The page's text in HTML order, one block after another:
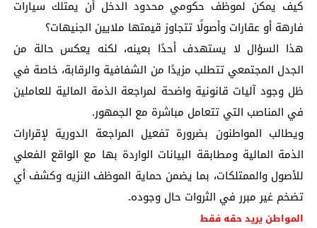
كيف يمكن لموظف حكومي محدود الدخل أن يمتلك سيارات
فارهة أو عقارات وأصولًا تتجاوز قيمتها ملايين الجنيهات؟
هذا السؤال لا يستهدف أحدًا بعينه، لكنه يعكس حالة من
الجدل المجتمعي تتطلب مزيدًا من الشفافية والرقابة، خاصة في
ظل وجود آليات قانونية واضحة لمراجعة الذمة المالية للعاملين
في المناصب التي تتعامل مباشرة مع الجمهور.
ويطالب المواطنون بضرورة تفعيل المراجعة الدورية لإقرارات
الذمة المالية ومطابقة البيانات الواردة بها مع الواقع الفعلي
للأصول والممتلكات، بما يضمن حماية الموظف النزيه وكشف أي
تضخم غير مبرر في الثروات حال وجوده.
المواطن يريد حقه فقط